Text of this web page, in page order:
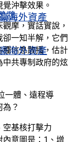
海外資產
鵡
海外資產
沖擊效果。
摩，實話實說，
一知半解，它們
種信息散播，估計
中共專制政府的炫
一體、遠程導
？
空基核打擊力
意圖是：1、增